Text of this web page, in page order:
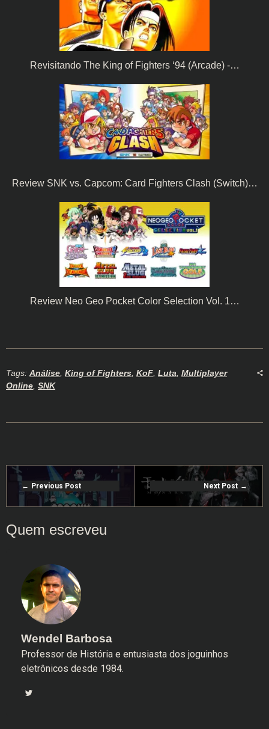
Revisitando The King of Fighters ‘94 (Arcade) -…
Review SNK vs. Capcom: Card Fighters Clash (Switch)…
Review Neo Geo Pocket Color Selection Vol. 1…
Tags: Análise, King of Fighters, KoF, Luta, Multiplayer
Online, SNK
Previous Post Next Post
Wendel Barbosa
Professor de História e entusiasta dos joguinhos
eletrônicos desde 1984.